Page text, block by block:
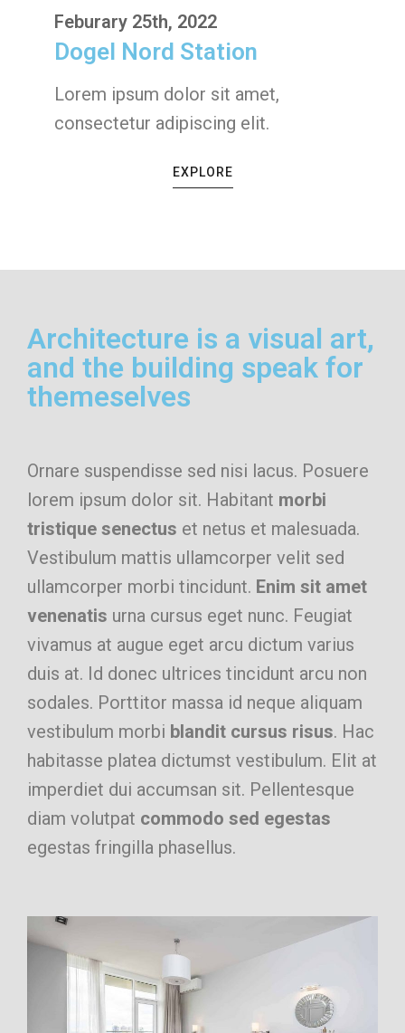
Feburary 25th, 2022
Dogel Nord Station
Lorem ipsum dolor sit amet,
consectetur adipiscing elit.
EXPLORE
Architecture is a visual art,
and the building speak for
themeselves
Ornare suspendisse sed nisi lacus. Posuere
lorem ipsum dolor sit. Habitant morbi
tristique senectus et netus et malesuada.
Vestibulum mattis ullamcorper velit sed
ullamcorper morbi tincidunt. Enim sit amet
venenatis urna cursus eget nunc. Feugiat
vivamus at augue eget arcu dictum varius
duis at. Id donec ultrices tincidunt arcu non
sodales. Porttitor massa id neque aliquam
vestibulum morbi blandit cursus risus. Hac
habitasse platea dictumst vestibulum. Elit at
imperdiet dui accumsan sit. Pellentesque
diam volutpat commodo sed egestas
egestas fringilla phasellus.